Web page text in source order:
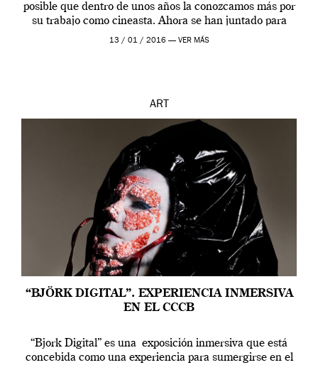
posible que dentro de unos años la conozcamos más por
su trabajo como cineasta. Ahora se han juntado para
contarnos una […]
13 / 01 / 2016 — VER MÁS
ART
“BJÖRK DIGITAL”. EXPERIENCIA INMERSIVA
EN EL CCCB
“Bjork Digital” es una exposición inmersiva que está
concebida como una experiencia para sumergirse en el